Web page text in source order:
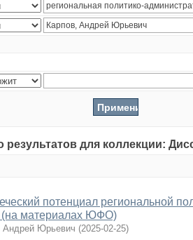
результатов для коллекции:
потенциал региональной
(на материалах ЮФО)
Андрей Юрьевич (2025-02-25)